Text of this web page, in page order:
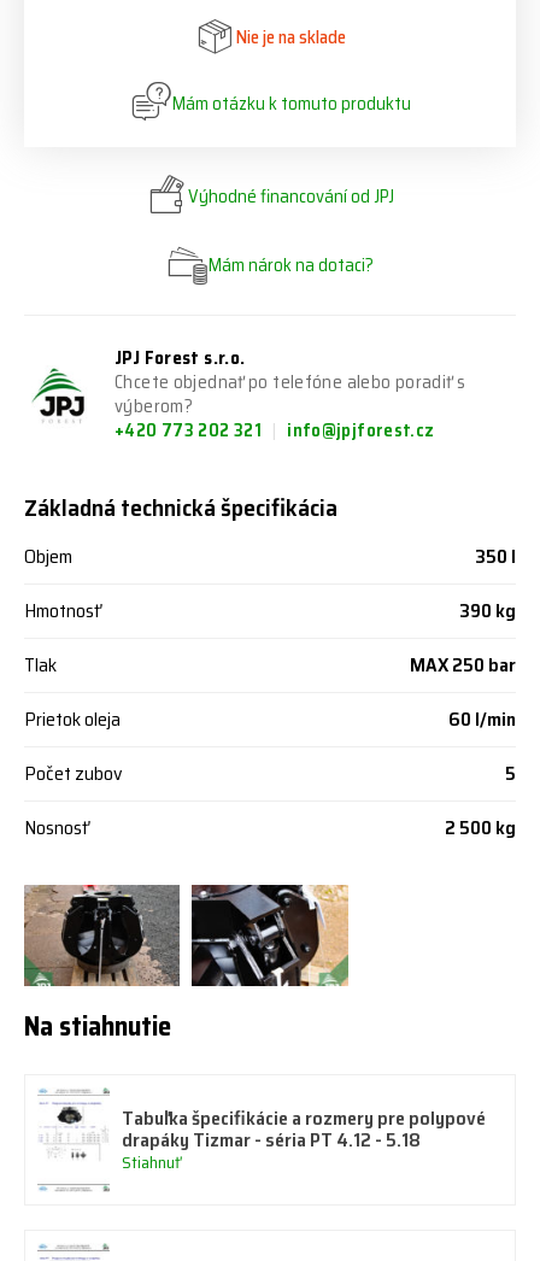
Nie je na sklade
Mám otázku k tomuto produktu
Výhodné financování od JPJ
Mám nárok na dotaci?
JPJ Forest s.r.o.
Chcete objednať po telefóne alebo poradiť s
výberom?
+420 773 202 321
info@jpjforest.cz
Základná technická špecifikácia
Objem
350 l
Hmotnosť
390 kg
Tlak
MAX 250 bar
Prietok oleja
60 l/min
Počet zubov
5
Nosnosť
2 500 kg
Na stiahnutie
Tabuľka špecifikácie a rozmery pre polypové
drapáky Tizmar - séria PT 4.12 - 5.18
Stiahnuť